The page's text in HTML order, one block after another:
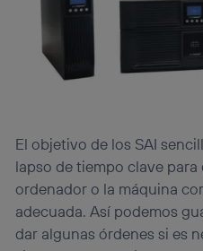
El objetivo de los SAI
lapso de tiempo clave
ordenador o la máquina
adecuada. Así podemos
dar algunas órdenes si es